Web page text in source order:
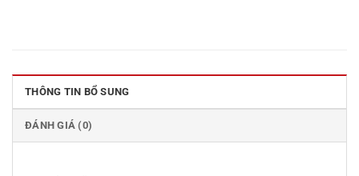
THÔNG TIN BỔ SUNG
ĐÁNH GIÁ (0)